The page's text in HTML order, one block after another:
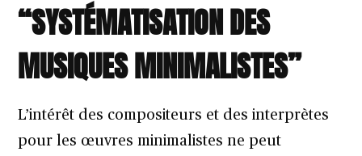
“SYSTÉMATISATION DES
MUSIQUES MINIMALISTES”
L’intérêt des compositeurs et des interprètes
pour les œuvres minimalistes ne peut